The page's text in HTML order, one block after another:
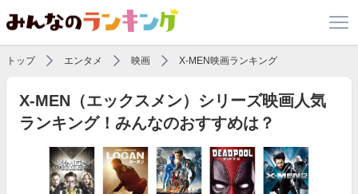
トップ エンタメ 映画 X-MEN映画ランキング
X-MEN（エックスメン）シリーズ映画人気
ランキング！みんなのおすすめは？